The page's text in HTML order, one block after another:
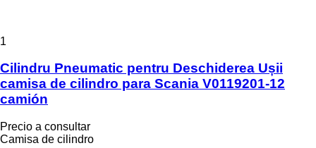
1
Cilindru Pneumatic pentru Deschiderea Ușii
camisa de cilindro para Scania V0119201-12
camión
Precio a consultar
Camisa de cilindro